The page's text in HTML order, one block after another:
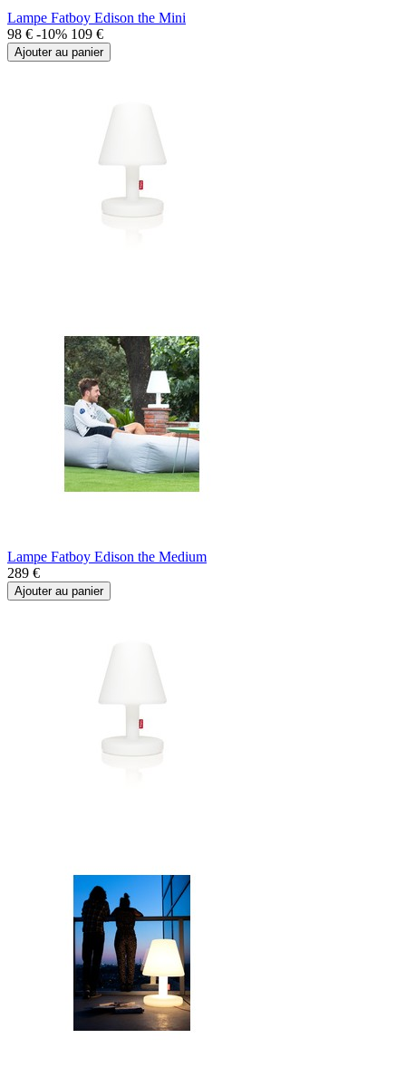
Lampe Fatboy Edison the Mini
98 € -10% 109 €
Ajouter au panier
Lampe Fatboy Edison the Medium
289 €
Ajouter au panier